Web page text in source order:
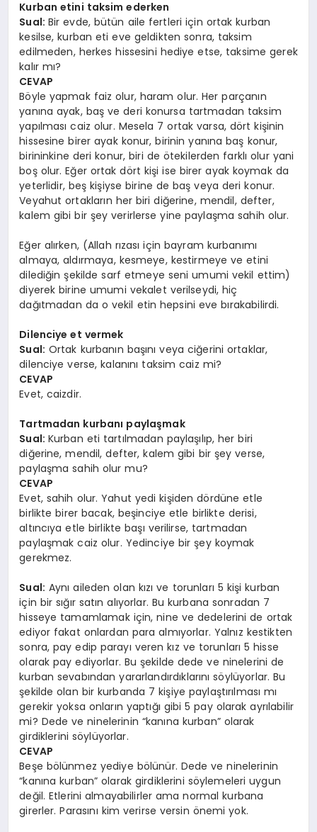
Kurban etini taksim ederken
Sual: Bir evde, bütün aile fertleri için ortak kurban
kesilse, kurban eti eve geldikten sonra, taksim
edilmeden, herkes hissesini hediye etse, taksime gerek
kalır mı?
CEVAP
Böyle yapmak faiz olur, haram olur. Her parçanın
yanına ayak, baş ve deri konursa tartmadan taksim
yapılması caiz olur. Mesela 7 ortak varsa, dört kişinin
hissesine birer ayak konur, birinin yanına baş konur,
birininkine deri konur, biri de ötekilerden farklı olur yani
boş olur. Eğer ortak dört kişi ise birer ayak koymak da
yeterlidir, beş kişiyse birine de baş veya deri konur.
Veyahut ortakların her biri diğerine, mendil, defter,
kalem gibi bir şey verirlerse yine paylaşma sahih olur.
Eğer alırken, (Allah rızası için bayram kurbanımı
almaya, aldırmaya, kesmeye, kestirmeye ve etini
dilediğin şekilde sarf etmeye seni umumi vekil ettim)
diyerek birine umumi vekalet verilseydi, hiç
dağıtmadan da o vekil etin hepsini eve bırakabilirdi.
Dilenciye et vermek
Sual: Ortak kurbanın başını veya ciğerini ortaklar,
dilenciye verse, kalanını taksim caiz mi?
CEVAP
Evet, caizdir.
Tartmadan kurbanı paylaşmak
Sual: Kurban eti tartılmadan paylaşılıp, her biri
diğerine, mendil, defter, kalem gibi bir şey verse,
paylaşma sahih olur mu?
CEVAP
Evet, sahih olur. Yahut yedi kişiden dördüne etle
birlikte birer bacak, beşinciye etle birlikte derisi,
altıncıya etle birlikte başı verilirse, tartmadan
paylaşmak caiz olur. Yedinciye bir şey koymak
gerekmez.
Sual: Aynı aileden olan kızı ve torunları 5 kişi kurban
için bir sığır satın alıyorlar. Bu kurbana sonradan 7
hisseye tamamlamak için, nine ve dedelerini de ortak
ediyor fakat onlardan para almıyorlar. Yalnız kestikten
sonra, pay edip parayı veren kız ve torunları 5 hisse
olarak pay ediyorlar. Bu şekilde dede ve ninelerini de
kurban sevabından yararlandırdıklarını söylüyorlar. Bu
şekilde olan bir kurbanda 7 kişiye paylaştırılması mı
gerekir yoksa onların yaptığı gibi 5 pay olarak ayrılabilir
mi? Dede ve ninelerinin “kanına kurban” olarak
girdiklerini söylüyorlar.
CEVAP
Beşe bölünmez yediye bölünür. Dede ve ninelerinin
“kanına kurban” olarak girdiklerini söylemeleri uygun
değil. Etlerini almayabilirler ama normal kurbana
girerler. Parasını kim verirse versin önemi yok.